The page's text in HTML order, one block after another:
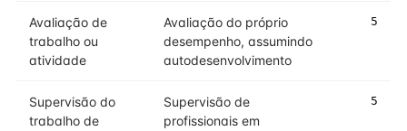
Avaliação de
trabalho ou
atividade
Avaliação do próprio
desempenho, assumindo
autodesenvolvimento
5
Supervisão do
trabalho de
Supervisão de
profissionais em
5